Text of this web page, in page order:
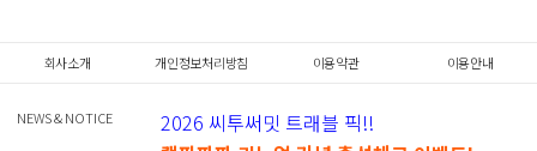
회사소개 개인정보처리방침 이용약관 이용안내
NEWS & NOTICE
2026 씨투써밋 트래블 픽!!